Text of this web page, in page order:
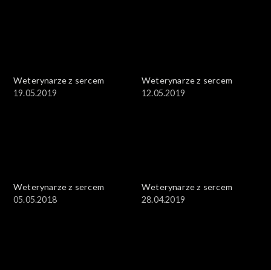
Weterynarze z sercem
19.05.2019
Weterynarze z sercem
12.05.2019
Weterynarze z sercem
05.05.2018
Weterynarze z sercem
28.04.2019